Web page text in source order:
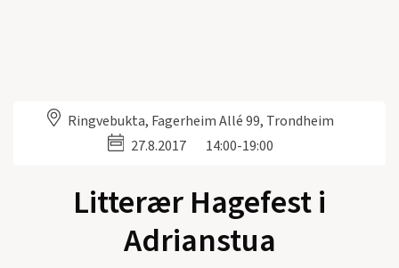
Ringvebukta, Fagerheim Allé 99, Trondheim
27.8.2017
14:00-19:00
Litterær Hagefest i
Adrianstua